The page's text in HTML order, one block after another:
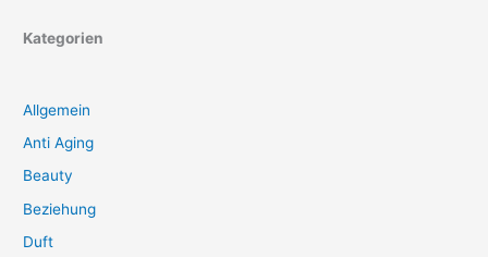
Kategorien
Allgemein
Anti Aging
Beauty
Beziehung
Duft